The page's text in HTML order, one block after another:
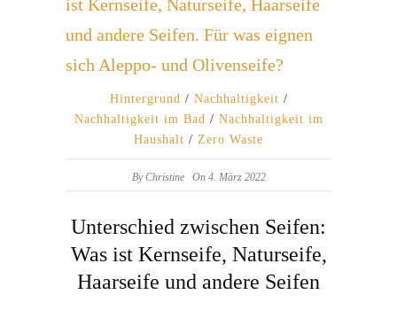
Hintergrund / Nachhaltigkeit /
Nachhaltigkeit im Bad / Nachhaltigkeit im
Haushalt / Zero Waste
ByChristine On 4. März 2022
Unterschied zwischen Seifen:
Was ist Kernseife, Naturseife,
Haarseife und andere Seifen